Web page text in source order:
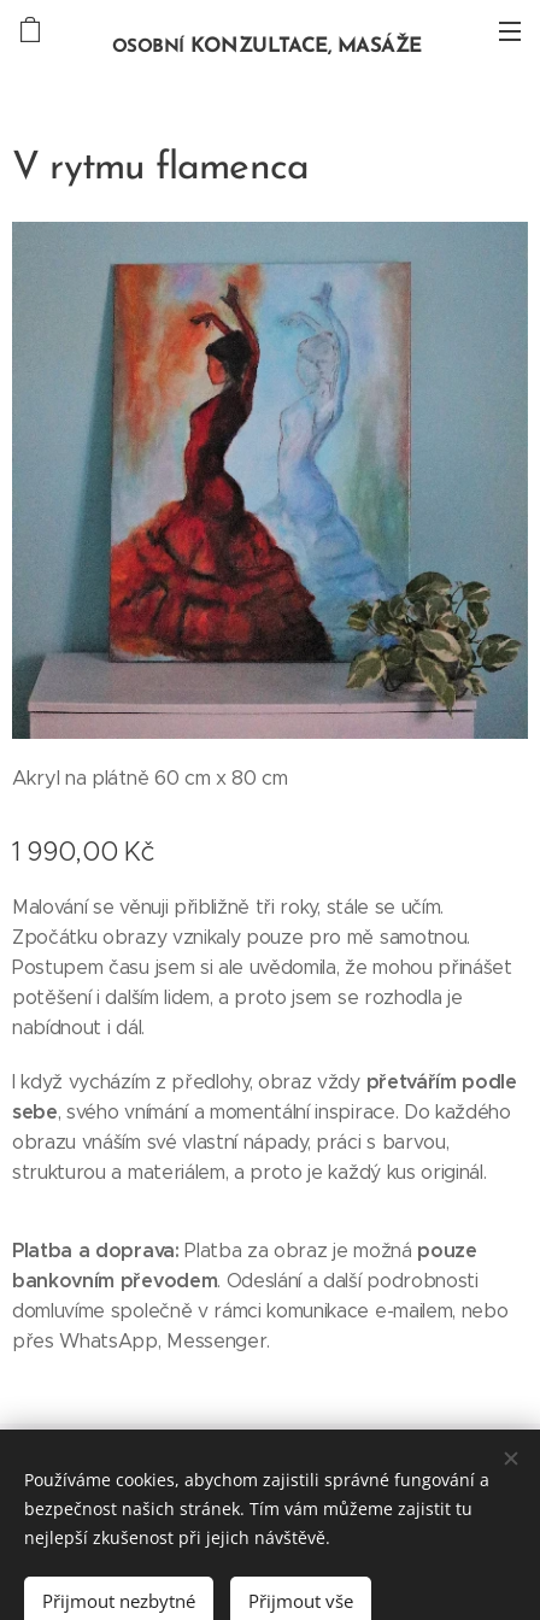
OSOBNÍ KONZULTACE, MASÁŽE
V rytmu flamenca
Akryl na plátně 60 cm x 80 cm
1 990,00 Kč
Do košíku
Malování se věnuji přibližně tři roky, stále se učím.
Zpočátku obrazy vznikaly pouze pro mě samotnou.
Postupem času jsem si ale uvědomila, že mohou přinášet
potěšení i dalším lidem, a proto jsem se rozhodla je
nabídnout i dál.
I když vycházím z předlohy, obraz vždy přetvářím podle
sebe, svého vnímání a momentální inspirace. Do každého
obrazu vnáším své vlastní nápady, práci s barvou,
strukturou a materiálem, a proto je každý kus originál.
Platba a doprava: Platba za obraz je možná pouze
bankovním převodem. Odeslání a další podrobnosti
domluvíme společně v rámci komunikace e-mailem, nebo
přes WhatsApp, Messenger.
Vytvořeno službou Webnode Cookies
Používáme cookies, abychom zajistili správné fungování a
bezpečnost našich stránek. Tím vám můžeme zajistit tu
nejlepší zkušenost při jejich návštěvě.
Přijmout nezbytné Přijmout vše